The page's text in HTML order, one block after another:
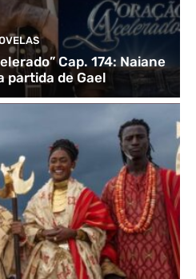
Cap. 174: Naiane
partida de Gael